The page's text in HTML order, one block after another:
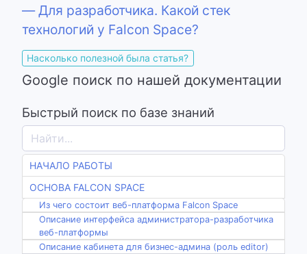
Быстрый поиск по базе знаний
НАЧАЛО РАБОТЫ
ОСНОВА FALCON SPACE
Из чего состоит веб-платформа Falcon Space
Описание интерфейса администратора-разработчика
веб-платформы
Описание кабинета для бизнес-админа (роль editor)
— Для разработчика. Какой стек
технологий у Falcon Space?
Насколько полезной была статья?
Google поиск по нашей документации